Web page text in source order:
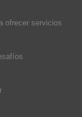
ofrecer servicios